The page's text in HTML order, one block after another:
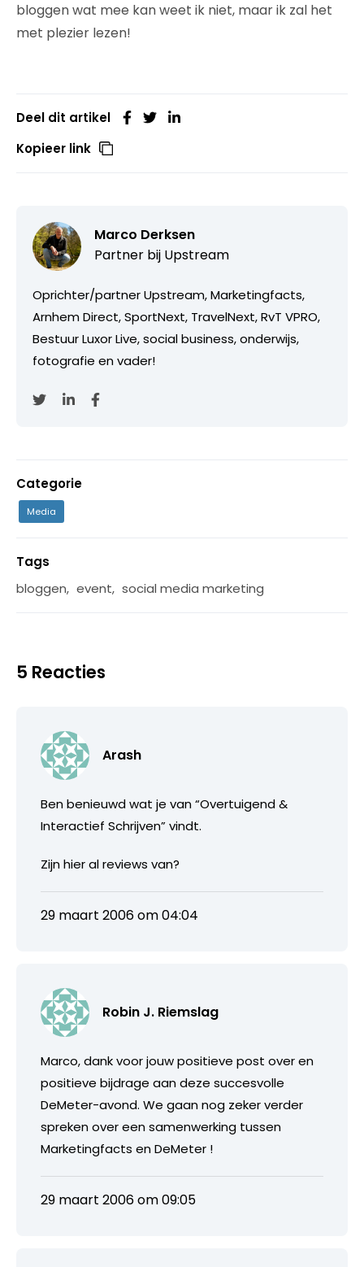
bloggen wat mee kan weet ik niet, maar ik zal het
met plezier lezen!
Deel dit artikel
Kopieer link
Marco Derksen
Partner bij Upstream
Oprichter/partner Upstream, Marketingfacts,
Arnhem Direct, SportNext, TravelNext, RvT VPRO,
Bestuur Luxor Live, social business, onderwijs,
fotografie en vader!
Categorie
Media
Tags
bloggen, event, social media marketing
5 Reacties
Arash
Ben benieuwd wat je van “Overtuigend &
Interactief Schrijven” vindt.
Zijn hier al reviews van?
29 maart 2006 om 04:04
Robin J. Riemslag
Marco, dank voor jouw positieve post over en
positieve bijdrage aan deze succesvolle
DeMeter-avond. We gaan nog zeker verder
spreken over een samenwerking tussen
Marketingfacts en DeMeter !
29 maart 2006 om 09:05